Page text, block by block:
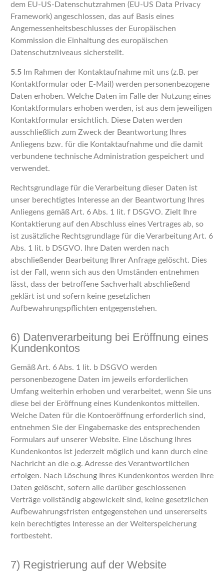
dem EU-US-Datenschutzrahmen (EU-US Data Privacy
Framework) angeschlossen, das auf Basis eines
Angemessenheitsbeschlusses der Europäischen
Kommission die Einhaltung des europäischen
Datenschutzniveaus sicherstellt.
5.5Im Rahmen der Kontaktaufnahme mit uns (z.B. per
Kontaktformular oder E-Mail) werden personenbezogene
Daten erhoben. Welche Daten im Falle der Nutzung eines
Kontaktformulars erhoben werden, ist aus dem jeweiligen
Kontaktformular ersichtlich. Diese Daten werden
ausschließlich zum Zweck der Beantwortung Ihres
Anliegens bzw. für die Kontaktaufnahme und die damit
verbundene technische Administration gespeichert und
verwendet.
Rechtsgrundlage für die Verarbeitung dieser Daten ist
unser berechtigtes Interesse an der Beantwortung Ihres
Anliegens gemäß Art. 6 Abs. 1 lit. f DSGVO. Zielt Ihre
Kontaktierung auf den Abschluss eines Vertrages ab, so
ist zusätzliche Rechtsgrundlage für die Verarbeitung Art. 6
Abs. 1 lit. b DSGVO. Ihre Daten werden nach
abschließender Bearbeitung Ihrer Anfrage gelöscht. Dies
ist der Fall, wenn sich aus den Umständen entnehmen
lässt, dass der betroffene Sachverhalt abschließend
geklärt ist und sofern keine gesetzlichen
Aufbewahrungspflichten entgegenstehen.
6) Datenverarbeitung bei Eröffnung eines
Kundenkontos
Gemäß Art. 6 Abs. 1 lit. b DSGVO werden
personenbezogene Daten im jeweils erforderlichen
Umfang weiterhin erhoben und verarbeitet, wenn Sie uns
diese bei der Eröffnung eines Kundenkontos mitteilen.
Welche Daten für die Kontoeröffnung erforderlich sind,
entnehmen Sie der Eingabemaske des entsprechenden
Formulars auf unserer Website. Eine Löschung Ihres
Kundenkontos ist jederzeit möglich und kann durch eine
Nachricht an die o.g. Adresse des Verantwortlichen
erfolgen. Nach Löschung Ihres Kundenkontos werden Ihre
Daten gelöscht, sofern alle darüber geschlossenen
Verträge vollständig abgewickelt sind, keine gesetzlichen
Aufbewahrungsfristen entgegenstehen und unsererseits
kein berechtigtes Interesse an der Weiterspeicherung
fortbesteht.
7) Registrierung auf der Website